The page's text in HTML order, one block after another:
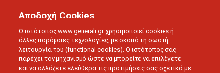
Αποδοχή Cookies
Ο ιστότοπος www.generali.gr χρησιμοποιεί cookies ή
άλλες παρόμοιες τεχνολογίες, με σκοπό τη σωστή
λειτουργία του (functional cookies). Ο ιστότοπος σας
παρέχει τον μηχανισμό ώστε να μπορείτε να επιλέγετε
και να αλλάζετε ελεύθερα τις προτιμήσεις σας σχετικά με